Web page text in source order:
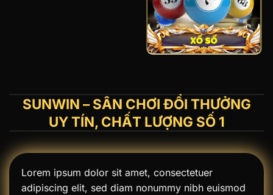
SUNWIN – SÂN CHƠI ĐỔI THƯỞNG
UY TÍN, CHẤT LƯỢNG SỐ 1
Lorem ipsum dolor sit amet, consectetuer
adipiscing elit, sed diam nonummy nibh euismod